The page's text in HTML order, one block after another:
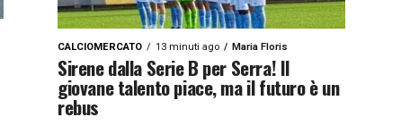
CALCIOMERCATO 13 minuti ago Maria Floris
Sirene dalla Serie B per Serra! Il
giovane talento piace, ma il futuro è un
rebus